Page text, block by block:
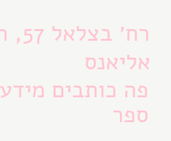
רח׳ בצלאל 57, תל אביב
אליאנס
פה כותבים
ספר